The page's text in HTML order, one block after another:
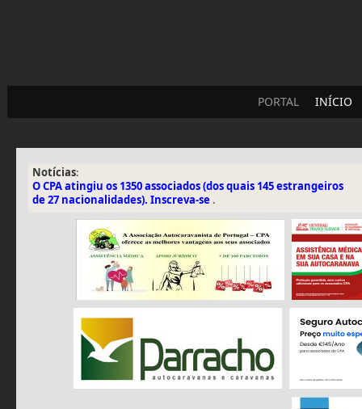
PORTAL INÍCIO
Notícias:
O CPA atingiu os 1350 associados (dos quais 145 estrangeiros
de 27 nacionalidades). Inscreva-se .